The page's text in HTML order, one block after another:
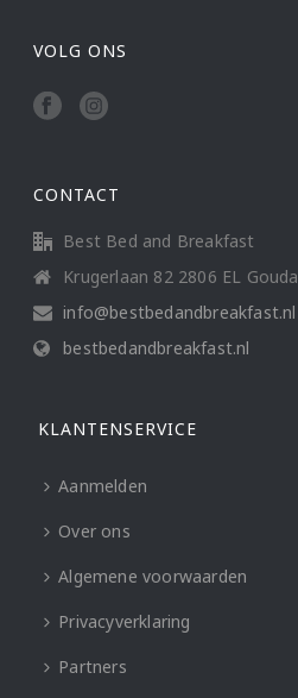
VOLG ONS
CONTACT
Best Bed and Breakfast
Krugerlaan 82 2806 EL Gouda
info@bestbedandbreakfast.nl
bestbedandbreakfast.nl
KLANTENSERVICE
Aanmelden
Over ons
Algemene voorwaarden
Privacyverklaring
Partners